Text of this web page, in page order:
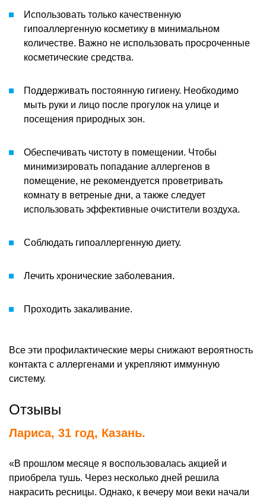
Использовать только качественную
гипоаллергенную косметику в минимальном
количестве. Важно не использовать просроченные
косметические средства.
Поддерживать постоянную гигиену. Необходимо
мыть руки и лицо после прогулок на улице и
посещения природных зон.
Обеспечивать чистоту в помещении. Чтобы
минимизировать попадание аллергенов в
помещение, не рекомендуется проветривать
комнату в ветреные дни, а также следует
использовать эффективные очистители воздуха.
Соблюдать гипоаллергенную диету.
Лечить хронические заболевания.
Проходить закаливание.
Все эти профилактические меры снижают вероятность
контакта с аллергенами и укрепляют иммунную
систему.
Отзывы
Лариса, 31 год, Казань.
«В прошлом месяце я воспользовалась акцией и
приобрела тушь. Через несколько дней решила
накрасить ресницы. Однако, к вечеру мои веки начали